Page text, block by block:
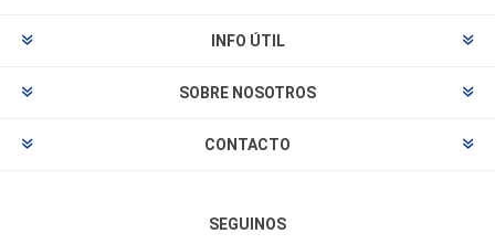
INFO ÚTIL
SOBRE NOSOTROS
CONTACTO
SEGUINOS